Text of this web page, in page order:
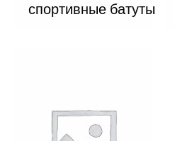
спортивные батуты